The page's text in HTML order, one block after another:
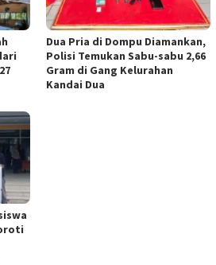
Dua Pria di Dompu Diamankan,
Polisi Temukan Sabu-sabu 2,66
Gram di Gang Kelurahan
Kandai Dua